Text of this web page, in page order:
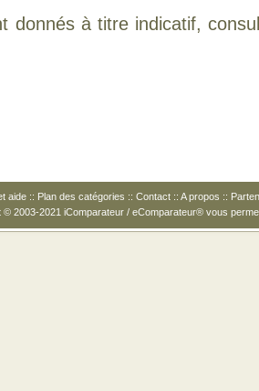
donnés à titre indicatif,
aide :: Plan des catégories :: Contact :: A propos ::
2003-2021 iComparateur / eComparateur® vous